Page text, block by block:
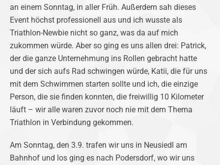
an einem Sonntag, in aller Früh. Außerdem sah dieses
Event höchst professionell aus und ich wusste als
Triathlon-Newbie nicht so ganz, was da auf mich
zukommen würde. Aber so ging es uns allen drei: Patrick,
der die ganze Unternehmung ins Rollen gebracht hatte
und der sich aufs Rad schwingen würde, Katii, die für uns
mit dem Schwimmen starten sollte und ich, die einzige
Person, die sie finden konnten, die freiwillig 10 Kilometer
läuft – wir alle waren zuvor noch nie mit dem Thema
Triathlon in Verbindung gekommen.
Am Sonntag, den 3.9. trafen wir uns in Neusiedl am
Bahnhof und los ging es nach Podersdorf, wo wir uns